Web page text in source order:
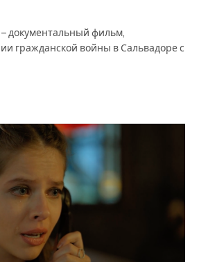
документальный фильм,
гражданской войны в Сальвадоре с